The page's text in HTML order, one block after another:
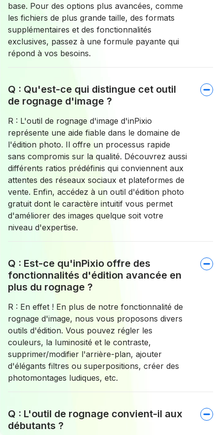
base. Pour des options plus avancées, comme
les fichiers de plus grande taille, des formats
supplémentaires et des fonctionnalités
exclusives, passez à une formule payante qui
répond à vos besoins.
Q : Qu'est-ce qui distingue cet outil
de rognage d'image ?
R : L'outil de rognage d'image d'inPixio
représente une aide fiable dans le domaine de
l'édition photo. Il offre un processus rapide
sans compromis sur la qualité. Découvrez aussi
différents ratios prédéfinis qui conviennent aux
attentes des réseaux sociaux et plateformes de
vente. Enfin, accédez à un outil d'édition photo
gratuit dont le caractère intuitif vous permet
d'améliorer des images quelque soit votre
niveau d'expertise.
Q : Est-ce qu'inPixio offre des
fonctionnalités d'édition avancée en
plus du rognage ?
R : En effet ! En plus de notre fonctionnalité de
rognage d'image, nous vous proposons divers
outils d'édition. Vous pouvez régler les
couleurs, la luminosité et le contraste,
supprimer/modifier l'arrière-plan, ajouter
d'élégants filtres ou superpositions, créer des
photomontages ludiques, etc.
Q : L'outil de rognage convient-il aux
débutants ?